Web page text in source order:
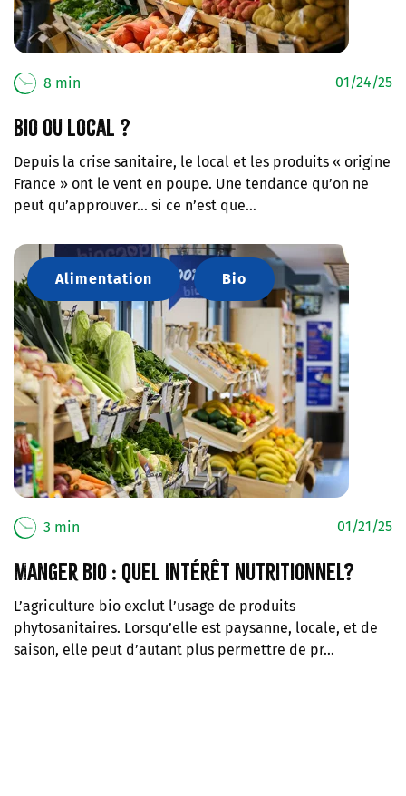
8 min 01/24/25
Bio ou local ?
Depuis la crise sanitaire, le local et les produits « origine
France » ont le vent en poupe. Une tendance qu’on ne
peut qu’approuver… si ce n’est que…
Alimentation Bio
3 min 01/21/25
Manger bio : quel intérêt nutritionnel?
L’agriculture bio exclut l’usage de produits
phytosanitaires. Lorsqu’elle est paysanne, locale, et de
saison, elle peut d’autant plus permettre de pr…